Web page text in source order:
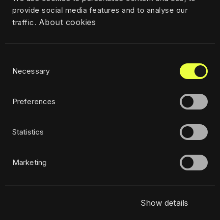
provide social media features and to analyse our
traffic. About cookies
Selection
Necessary
Preferences
Statistics
Marketing
Show details
rafal.mazur@civitta.com
Política de Privacidade
Sustentabilidade